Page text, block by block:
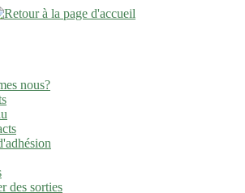
nous?
des sorties